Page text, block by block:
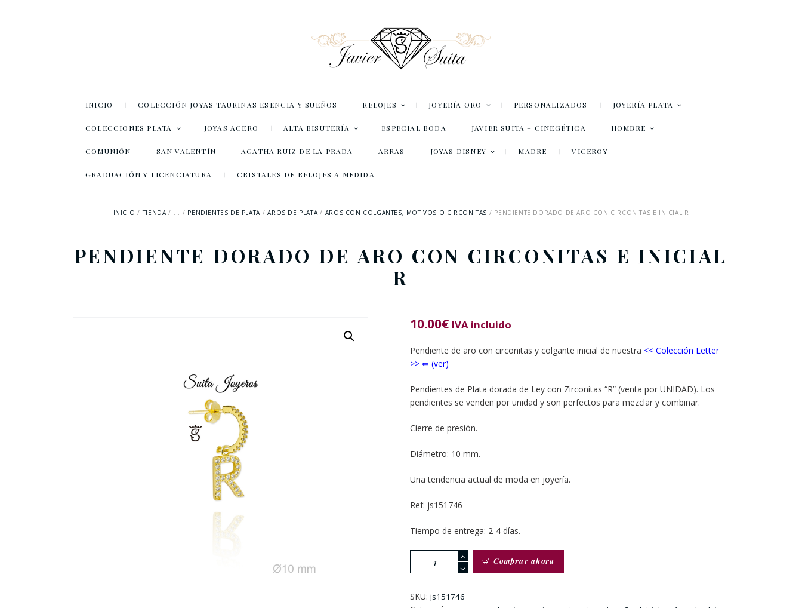
INICIO COLECCIÓN JOYAS TAURINAS ESENCIA Y SUEÑOS RELOJES JOYERÍA ORO PERSONALIZADOS JOYERÍA PLATA
COLECCIONES PLATA JOYAS ACERO ALTA BISUTERÍA ESPECIAL BODA JAVIER SUITA – CINEGÉTICA HOMBRE
COMUNIÓN SAN VALENTÍN AGATHA RUIZ DE LA PRADA ARRAS JOYAS DISNEY MADRE VICEROY
GRADUACIÓN Y LICENCIATURA CRISTALES DE RELOJES A MEDIDA
INICIO TIENDA ... PENDIENTES DE PLATA AROS DE PLATA AROS CON COLGANTES, MOTIVOS O CIRCONITAS PENDIENTE DORADO DE ARO CON CIRCONITAS E INICIAL R
PENDIENTE DORADO DE ARO CON CIRCONITAS E INICIAL
R
10.00€ IVA incluido
Pendiente de aro con circonitas y colgante inicial de nuestra << Colección Letter
>> ⇐ (ver)
Pendientes de Plata dorada de Ley con Zirconitas “R” (venta por UNIDAD). Los
pendientes se venden por unidad y son perfectos para mezclar y combinar.
Cierre de presión.
Diámetro: 10 mm.
Una tendencia actual de moda en joyería.
Ref: js151746
Tiempo de entrega: 2-4 días.
Dorado
Aro
Comprar ahora
SKU: js151746